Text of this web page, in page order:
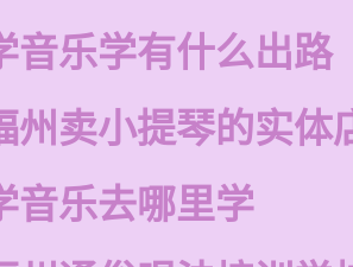
音乐学有什么出路
州卖小提琴的实体
音乐去哪里学